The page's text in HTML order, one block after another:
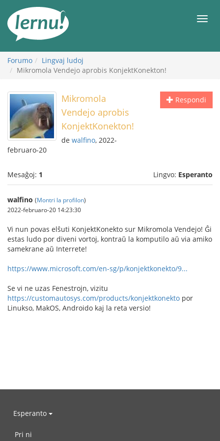
enhavo
Forumo
Lingvaj ludoj
Mikromola Vendejo aprobis KonjektKonekton!
Respondi
Mikromola
Vendejo aprobis
KonjektKonekton!
de walfino, 2022-
februaro-20
Mesaĝoj: 1 Lingvo: Esperanto
walfino (Montri la profilon)
2022-februaro-20 14:23:30
Vi nun povas elŝuti KonjektKonekto sur Mikromola Vendejo! Ĝi
estas ludo por diveni vortoj, kontraŭ la komputilo aŭ via amiko
samekrane aŭ Interrete!
https://www.microsoft.com/en-sg/p/konjektkonekto/9...
Se vi ne uzas Fenestrojn, vizitu
https://customautosys.com/products/konjektkonekto por
Linukso, MakOS, Androido kaj la reta versio!
Esperanto
Pri ni